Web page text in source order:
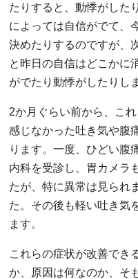
たりすると、動悸がした
によっては自信がでて、
決めたりするのですが、
と昨日の自信はどこかに
がでたり動悸がしたりし
2か月ぐらい前から、こ
感じなかった吐き気や腹
ります。一度、ひどい腹
内科を受診し、胃カメラ
たが、特に異常は見られ
た。その後も軽い吐き気
ます。
これらの症状が改善でき
か、原因は何なのか、そ